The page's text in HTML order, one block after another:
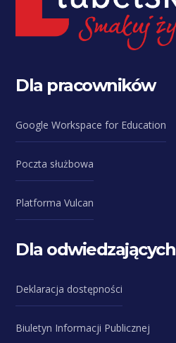
Dla pracowników
Google Workspace for Education
Poczta służbowa
Platforma Vulcan
Dla odwiedzających
Deklaracja dostępności
Biuletyn Informacji Publicznej